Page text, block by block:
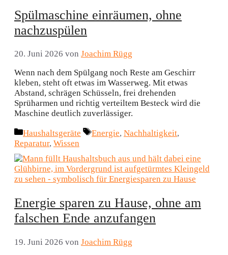
Spülmaschine einräumen, ohne
nachzuspülen
20. Juni 2026 von Joachim Rügg
Wenn nach dem Spülgang noch Reste am Geschirr
kleben, steht oft etwas im Wasserweg. Mit etwas
Abstand, schrägen Schüsseln, frei drehenden
Sprüharmen und richtig verteiltem Besteck wird die
Maschine deutlich zuverlässiger.
Kategorien
Haushaltsgeräte Schlagwörter
Energie, Nachhaltigkeit,
Reparatur, Wissen
Energie sparen zu Hause, ohne am
falschen Ende anzufangen
19. Juni 2026 von Joachim Rügg